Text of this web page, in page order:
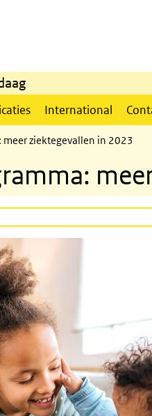
International
ziektegevallen in 2023